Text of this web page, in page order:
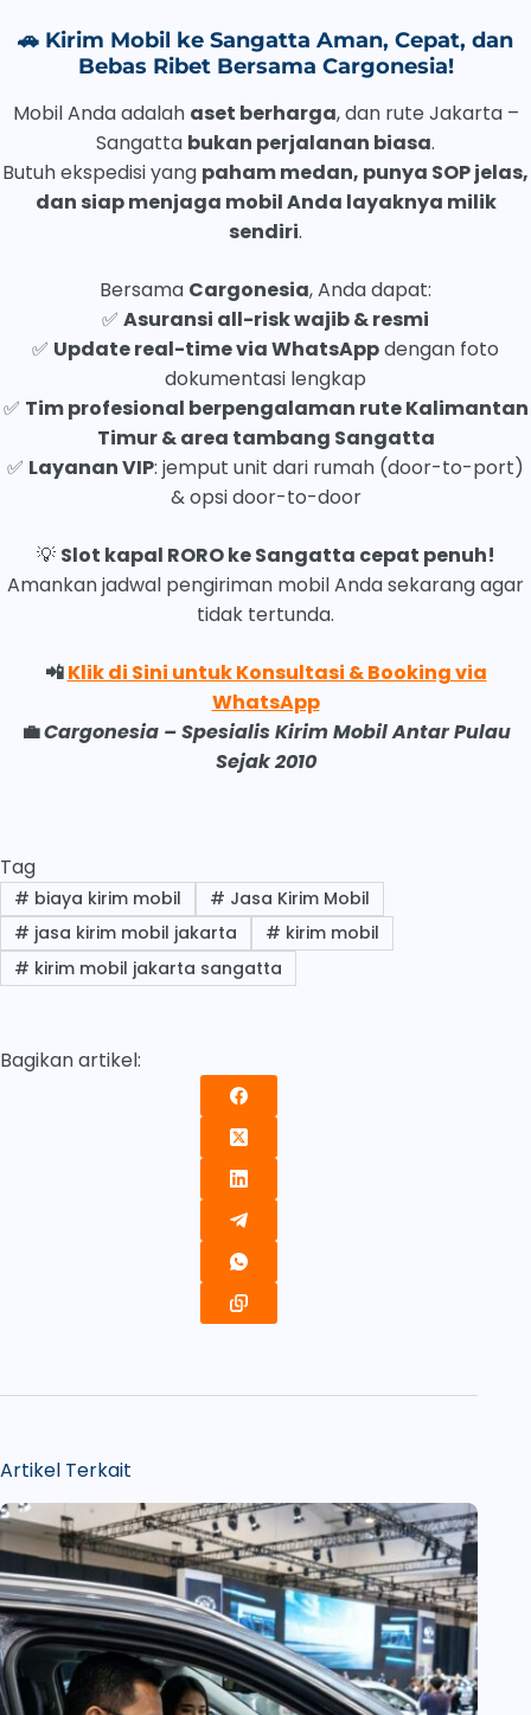
🚗 Kirim Mobil ke Sangatta Aman, Cepat, dan
Bebas Ribet Bersama Cargonesia!
Mobil Anda adalah aset berharga, dan rute Jakarta –
Sangatta bukan perjalanan biasa.
Butuh ekspedisi yang paham medan, punya SOP jelas,
dan siap menjaga mobil Anda layaknya milik
sendiri.
Bersama Cargonesia, Anda dapat:
✅ Asuransi all-risk wajib & resmi
✅ Update real-time via WhatsAppdengan foto
dokumentasi lengkap
✅ Tim profesional berpengalaman rute Kalimantan
Timur & area tambang Sangatta
✅ Layanan VIP: jemput unit dari rumah (door-to-port)
& opsi door-to-door
💡 Slot kapal RORO ke Sangatta cepat penuh!
Amankan jadwal pengiriman mobil Anda sekarang agar
tidak tertunda.
📲Klik di Sini untuk Konsultasi & Booking via
WhatsApp
💼Cargonesia – Spesialis Kirim Mobil Antar Pulau
Sejak 2010
Tag
# biaya kirim mobil # Jasa Kirim Mobil
# jasa kirim mobil jakarta # kirim mobil
# kirim mobil jakarta sangatta
Bagikan artikel:
Artikel Terkait